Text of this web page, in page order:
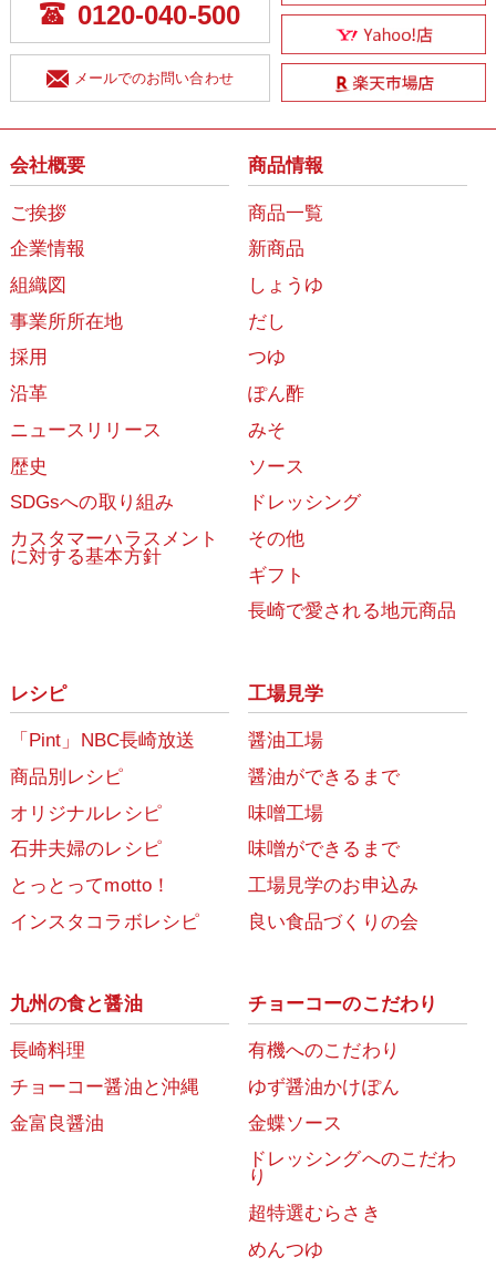
0120-040-500
メールでのお問い合わせ
会社概要
ご挨拶
企業情報
組織図
事業所所在地
採用
沿革
ニュースリリース
歴史
SDGsへの取り組み
カスタマーハラスメント
に対する基本方針
商品情報
商品一覧
新商品
しょうゆ
だし
つゆ
ぽん酢
みそ
ソース
ドレッシング
その他
ギフト
長崎で愛される地元商品
レシピ
「Pint」NBC長崎放送
商品別レシピ
オリジナルレシピ
石井夫婦のレシピ
とっとってmotto！
インスタコラボレシピ
工場見学
醤油工場
醤油ができるまで
味噌工場
味噌ができるまで
工場見学のお申込み
良い食品づくりの会
九州の食と醤油
長崎料理
チョーコー醤油と沖縄
金富良醤油
チョーコーのこだわり
有機へのこだわり
ゆず醤油かけぽん
金蝶ソース
ドレッシングへのこだわ
り
超特選むらさき
めんつゆ